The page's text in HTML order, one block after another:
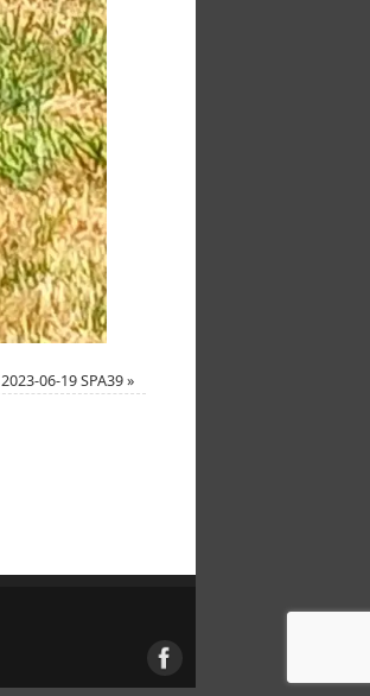
2023-06-19 SPA39»